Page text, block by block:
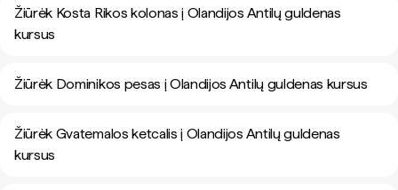
Žiūrėk Kosta Rikos kolonas į Olandijos Antilų guldenas
kursus
Žiūrėk Dominikos pesas į Olandijos Antilų guldenas kursus
Žiūrėk Gvatemalos ketcalis į Olandijos Antilų guldenas
kursus